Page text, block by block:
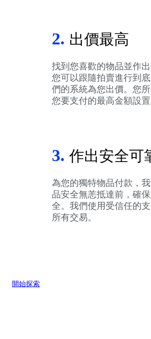
2. 出價最高
找到您喜歡的物品並作出
您可以跟隨拍賣進行到
們的系統為您出價。您
您要支付的最高金額設置
3. 作出安全可
為您的獨特物品付款，
品安全無恙抵達前，確
全。我們使用受信任的
所有交易。
開始探索